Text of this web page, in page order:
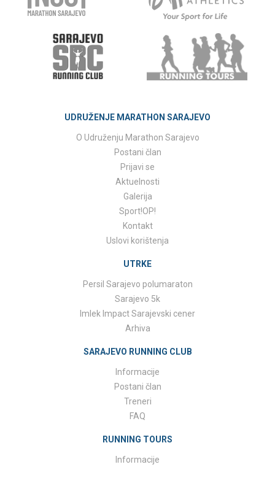
UDRUŽENJE MARATHON SARAJEVO
O Udruženju Marathon Sarajevo
Postani član
Prijavi se
Aktuelnosti
Galerija
Sport!OP!
Kontakt
Uslovi korištenja
UTRKE
Persil Sarajevo polumaraton
Sarajevo 5k
Imlek Impact Sarajevski cener
Arhiva
SARAJEVO RUNNING CLUB
Informacije
Postani član
Treneri
FAQ
RUNNING TOURS
Informacije